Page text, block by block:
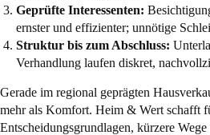
Geprüfte Interessenten:
ernster und effizienter; unnötige
Struktur bis zum Abschluss:
Verhandlung laufen diskret,
Gerade im regional geprägten
mehr als Komfort. Heim & Wert schafft
Entscheidungsgrundlagen, kürzere